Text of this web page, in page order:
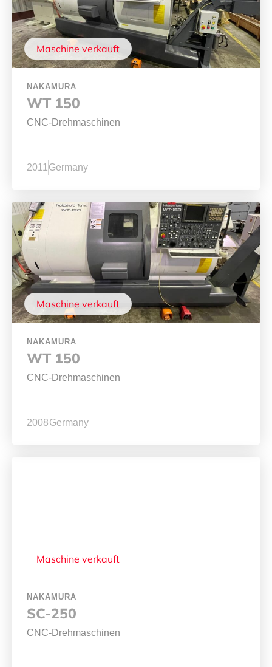
Maschine verkauft
NAKAMURA
WT 150
CNC-Drehmaschinen
2011 Germany
Maschine verkauft
NAKAMURA
WT 150
CNC-Drehmaschinen
2008Germany
Maschine verkauft
NAKAMURA
SC-250
CNC-Drehmaschinen